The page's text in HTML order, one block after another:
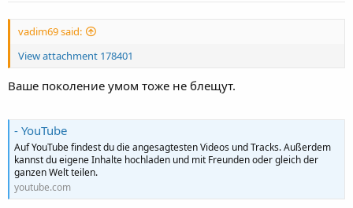
vadim69 said:
View attachment 178401
Ваше поколение умом тоже не блещут.
- YouTube
Auf YouTube findest du die angesagtesten Videos und Tracks. Außerdem
kannst du eigene Inhalte hochladen und mit Freunden oder gleich der
ganzen Welt teilen.
youtube.com